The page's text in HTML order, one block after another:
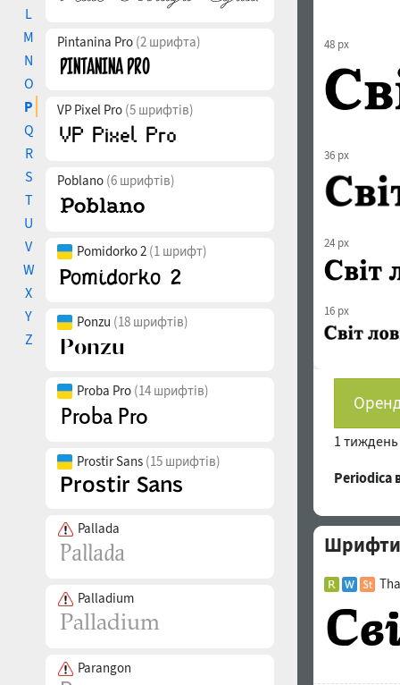
L
M
N
O
P
Q
R
S
T
U
V
W
X
Y
Z
Pintanina Pro (2 шрифта)
VP Pixel Pro (5 шрифтів)
Poblano (6 шрифтів)
Pomidorko 2 (1 шрифт)
Ponzu (18 шрифтів)
Proba Pro (14 шрифтів)
Prostir Sans (15 шрифтів)
Pallada
Palladium
Parangon
48 px
36 px
24 px
16 px
1
Шрифти